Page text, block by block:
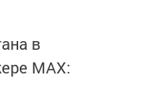
в
MАХ: